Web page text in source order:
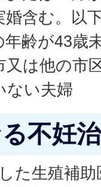
含む。以
齢が43歳
又は他の市
ない夫婦
不妊
た生殖補